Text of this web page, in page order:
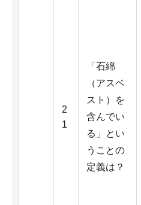
2
1
「石綿
（アスベ
スト）を
含んでい
る」とい
うことの
定義は？